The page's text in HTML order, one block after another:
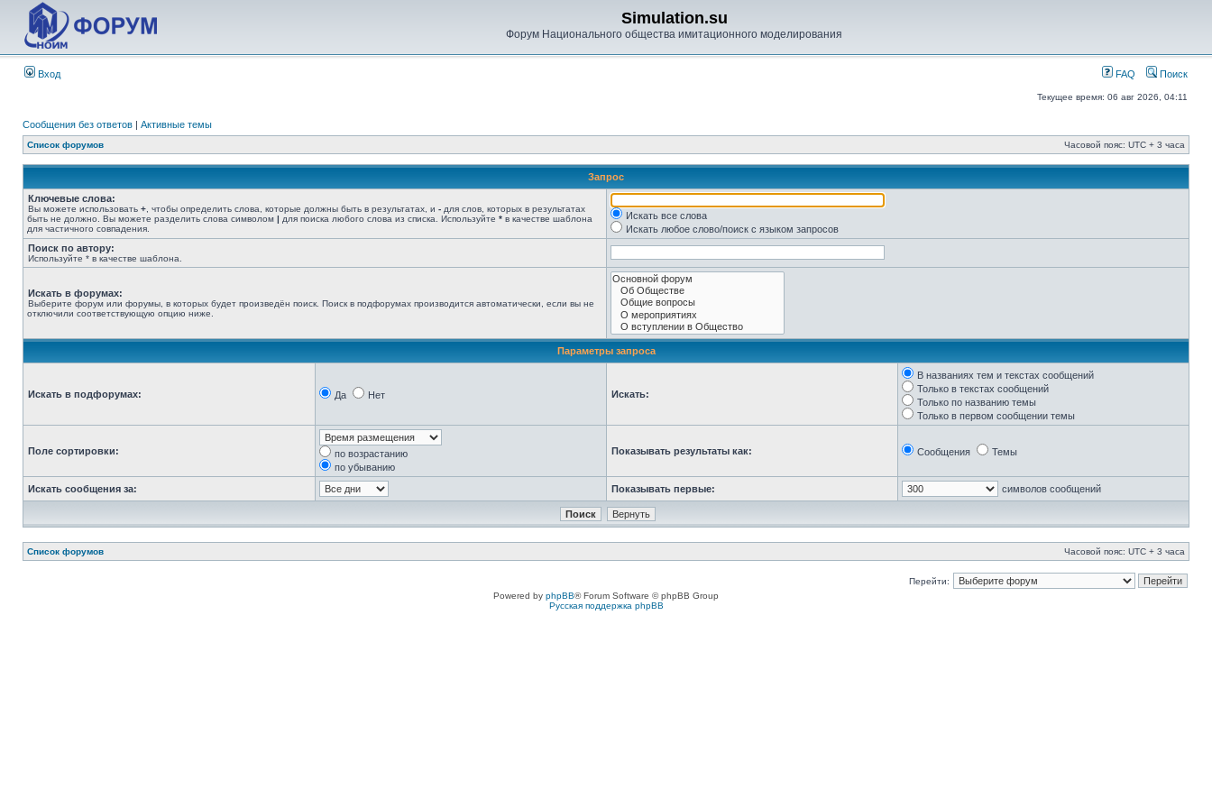
Simulation.su
Форум Национального общества имитационного моделирования
Вход FAQ Поиск
Текущее время: 06 авг 2026, 04:11
Сообщения без ответов | Активные темы
Список форумов Часовой пояс: UTC + 3 часа
Запрос
Ключевые слова:
Вы можете использовать + , чтобы определить слова, которые должны быть в результатах, и - для слов, которых в результатах
быть не должно. Вы можете разделить слова символом | для поиска любого слова из списка. Используйте * в качестве шаблона
для частичного совпадения.
Искать все слова
Искать любое слово/поиск с языком запросов
Поиск по автору:
Используйте * в качестве шаблона.
Искать в форумах:
Выберите форум или форумы, в которых будет произведён поиск. Поиск в подфорумах производится автоматически, если вы не
отключили соответствующую опцию ниже.
Параметры запроса
Искать в подфорумах: Да Нет Искать:
В названиях тем и текстах сообщений
Только в текстах сообщений
Только по названию темы
Только в первом сообщении темы
Поле сортировки:
по возрастанию
по убыванию
Показывать результаты как: Сообщения Темы
Искать сообщения за: Показывать первые: символов сообщений
Список форумов Часовой пояс: UTC + 3 часа
Перейти:
Powered by phpBB® Forum Software © phpBB Group
Русская поддержка phpBB